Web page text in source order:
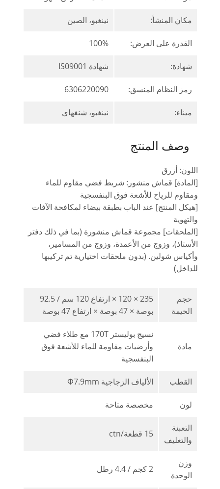
مكان المنشأ: نينغبو، الصين
القدرة على العرض: 100%
شهادة: شهادة IS09001
رمز النظام المنسق: 6306220090
ميناء: نينغبو، شنغهاي
وصف المنتج
اللون: أزرق
[المادة] قماش منشور: شريط فضي مقاوم للماء
ومقاوم للرياح للأشعة فوق البنفسجية
[هيكل المنتج] عند الباب بطبقة بيضاء لمكافحة الآفات
والتهوية
[الملحقات] مجموعة قماش منشورة (بما في ذلك دفتر
الأستاذ)، وزوج من الأعمدة، وزوج من المسامير،
وأكياس شولين. (بدون ملحقات اختيارية تم تركيبها
للداخل)
حجم
الخيمة
235 × 120 × ارتفاع 120 سم / 92.5
بوصة × 47 بوصة × ارتفاع 47 بوصة
مادة
نسيج بوليستر 170T مع طلاء فضي
وأرضيات مقاومة للماء للأشعة فوق
البنفسجية
القطب الألياف الزجاجية Φ7.9mm
لون مخصصة متاحة
التعبئة
والتغليف
15 قطعة/ctn
وزن
الوحدة
2 كجم / 4.4 رطل